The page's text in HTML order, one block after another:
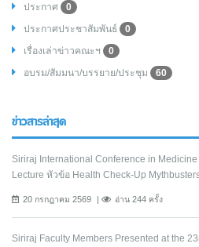
ประกาศ
0
ประกาศประชาสัมพันธ์
0
เรื่องเล่าข่าวคณะฯ
0
อบรม/สัมมนา/บรรยาย/ประชุม
60
ข่าวสารล่าสุด
Siriraj International Conference in
Lecture หัวข้อ Health Check-Up
20 กรกฎาคม 2569 อ่าน 244 ครั้ง
Siriraj Faculty Members Presented at the